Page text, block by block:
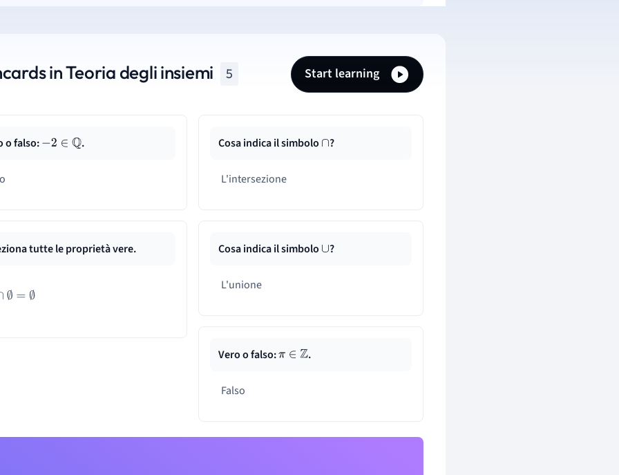
in Teoria degli insiemi 5 Start learning
o falso:−2∈Q .
tutte le proprietà vere.
∅ =∅
Cosa indica il simbolo ∩?
L'intersezione
Cosa indica il simbolo ∪?
L'unione
Vero o falso:π∈Z .
Falso